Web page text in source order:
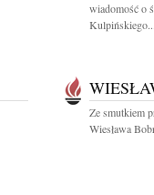
wiadomość o
Ze smutkiem
Wiesława